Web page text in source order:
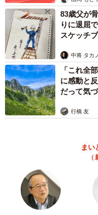
かを確認し、それが無理
た場合に、Aさんの個人
になるでしょう。
◆北村真一（きたむら・
「きたべん」の愛称で大
という声もあがる大人気
まで幅広く取り扱う。
83歳父が
りに退屈
スケッチ
中将 タカ
「これ全
に感動と
だって気づ
行橋 友
まい